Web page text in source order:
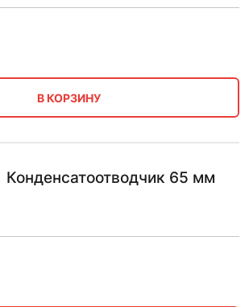
В КОРЗИНУ
Конденсатоотводчик 65 мм